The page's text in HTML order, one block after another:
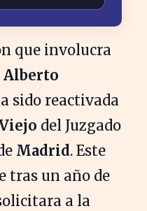
que involucra
Alberto
sido reactivada
del Juzgado
Madrid. Este
tras un año de
a la